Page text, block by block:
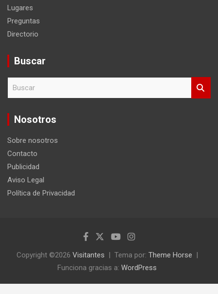
Lugares
Preguntas
Directorio
Buscar
c
Nosotros
Sobre nosotros
Contacto
Publicidad
Aviso Legal
Política de Privacidad
Copyright ©2026 Visitantes Tema por: Theme Horse
Funciona gracias a: WordPress